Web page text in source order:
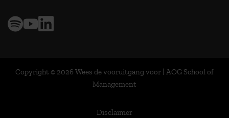
Copyright © 2026 Wees de vooruitgang voor | AOG School of
Management
Disclaimer